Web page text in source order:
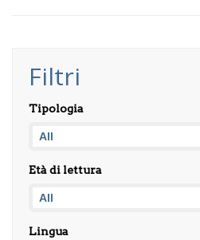
Filtri
Tipologia
Età di lettura
Lingua